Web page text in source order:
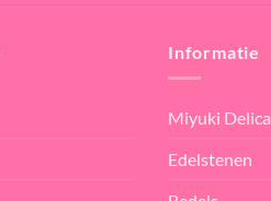
Informatie
Miyuki Delica
Edelstenen